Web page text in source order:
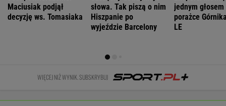
Maciusiak podjął
decyzję ws. Tomasiaka
słowa. Tak piszą o nim
Hiszpanie po
wyjeździe Barcelony
jednym głosem
porażce
LE
WIĘCEJ NIŻ WYNIK. SUBSKRYBUJ